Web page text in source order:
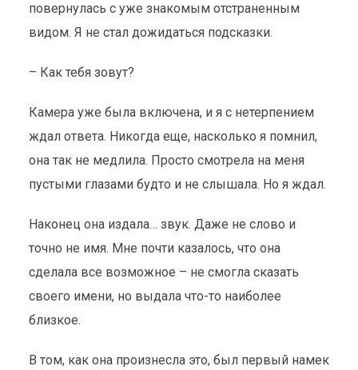
повернулась с уже знакомым отстраненным
видом. Я не стал дожидаться подсказки.
– Как тебя зовут?
Камера уже была включена, и я с нетерпением
ждал ответа. Никогда еще, насколько я помнил,
она так не медлила. Просто смотрела на меня
пустыми глазами будто и не слышала. Но я ждал.
Наконец она издала… звук. Даже не слово и
точно не имя. Мне почти казалось, что она
сделала все возможное – не смогла сказать
своего имени, но выдала что-то наиболее
близкое.
В том, как она произнесла это, был первый намек